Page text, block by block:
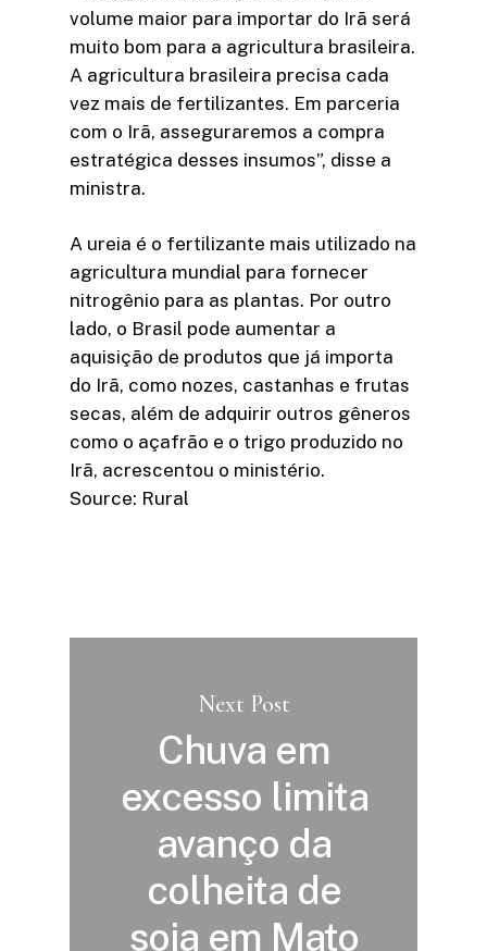
volume maior para importar do Irã será
muito bom para a agricultura brasileira.
A agricultura brasileira precisa cada
vez mais de fertilizantes. Em parceria
com o Irã, asseguraremos a compra
estratégica desses insumos”, disse a
ministra.
A ureia é o fertilizante mais utilizado na
agricultura mundial para fornecer
nitrogênio para as plantas. Por outro
lado, o Brasil pode aumentar a
aquisição de produtos que já importa
do Irã, como nozes, castanhas e frutas
secas, além de adquirir outros gêneros
como o açafrão e o trigo produzido no
Irã, acrescentou o ministério.
Source: Rural
Next Post
Chuva em
excesso limita
avanço da
colheita de
soja em Mato